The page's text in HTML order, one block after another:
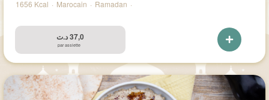
1656 Kcal · Marocain · Ramadan ·
37,0د.ت
par assiette